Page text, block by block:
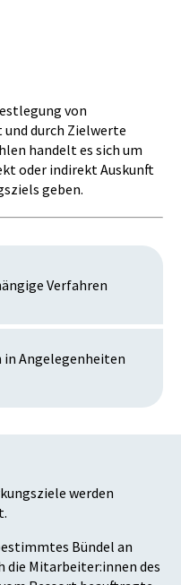
von
durch Zielwerte
handelt es sich um
oder indirekt Auskunft
geben.
Verfahren
in Angelegenheiten
werden
Bündel an
die Mitarbeiter:innen des